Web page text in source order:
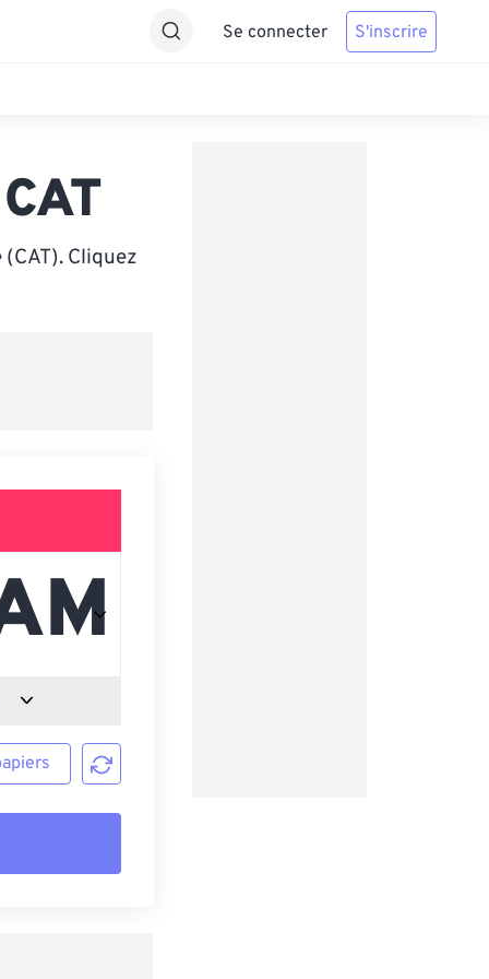
Se connecter S'inscrire
Cliquez